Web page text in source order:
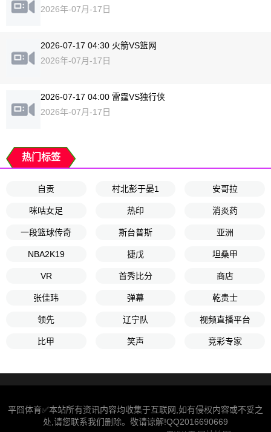
2026年-07月-17日
2026-07-17 04:30 火箭VS篮网
2026年-07月-17日
2026-07-17 04:00 雷霆VS独行侠
2026年-07月-17日
热门标签
自贡 村北彭于晏1 安哥拉
咪咕女足 热印 消炎药
一段篮球传奇 斯台普斯 亚洲
NBA2K19 捷戊 坦桑甲
VR 首秀比分 商店
张佳玮 弹幕 乾贵士
领先 辽宁队 视频直播平台
比甲 笑声 竞彩专家
平囧体育✅本站所有资讯内容均收集于互联网,如有侵权内容或不妥之
处,请您联系我们删除。敬请谅解!QQ2016690669